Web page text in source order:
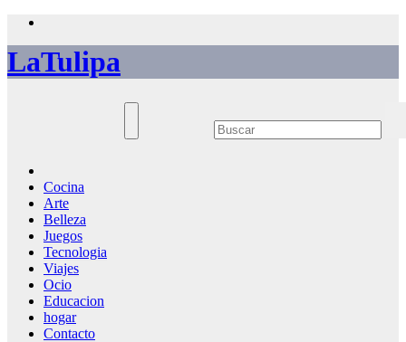
Saltar
contenido
LaTulipa
Cocina
Arte
Belleza
Juegos
Tecnologia
Viajes
Ocio
Educacion
hogar
Contacto